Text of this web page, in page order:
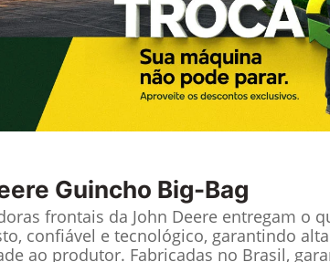
Guincho Big-Bag
frontais da John Deere entregam o
confiável e tecnológico, garantindo alta
ao produtor. Fabricadas no Brasil,